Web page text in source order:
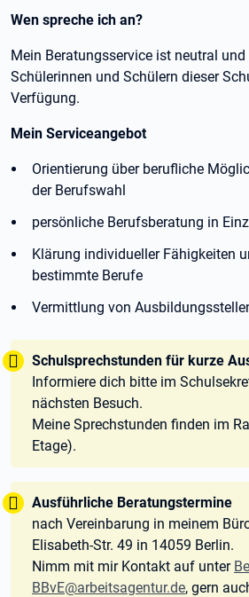
Wen spreche ich an?
Mein Beratungsservice ist neutral
Schülerinnen und Schülern dieser
Verfügung.
Mein Serviceangebot
Orientierung über berufliche
der Berufswahl
persönliche Berufsberatung in
Klärung individueller Fähigkeiten
bestimmte Berufe
Vermittlung von
Tipp:
Schulsprechstunden für kurze
Informiere dich bitte im
nächsten Besuch.
Meine Sprechstunden finden im
Etage).
Tipp:
Ausführliche Beratungstermine
nach Vereinbarung in meinem
Elisabeth-Str. 49 in 14059 Berlin.
Nimm mit mir Kontakt auf unter
BBvE@arbeitsagentur.de, gern